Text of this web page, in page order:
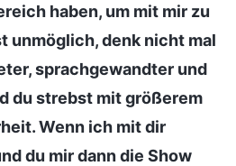
haben, um mit mir zu
unmöglich, denk nicht mal
sprachgewandter und
du strebst mit größerem
Wenn ich mit dir
du mir dann die Show